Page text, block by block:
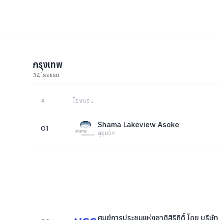
กรุงเทพ
34 โรงแรม
# โรงแรม
01 Shama Lakeview Asoke
สุขุมวิท
ศูนย์การประชุมแห่งชาติสิริกิติ์ โดย บริษัท